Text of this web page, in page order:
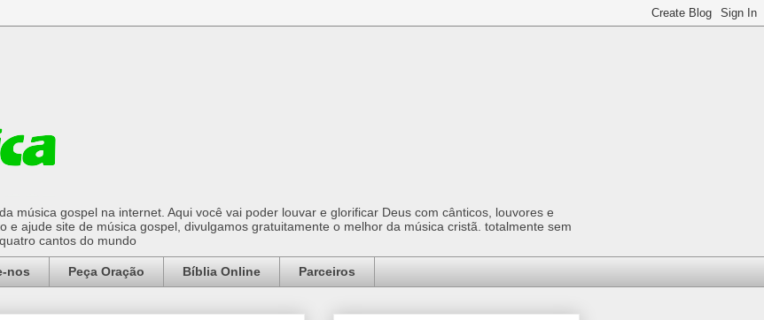
música gospel na internet. Aqui você vai poder louvar e glorificar Deus com cânticos, louvores e
e ajude site de música gospel, divulgamos gratuitamente o melhor da música cristã. totalmente sem
cantos do mundo
nos Peça Oração Bíblia Online Parceiros